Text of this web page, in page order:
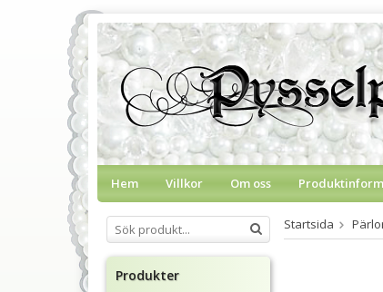
Hem Villkor Om oss
Produkter
Startsida